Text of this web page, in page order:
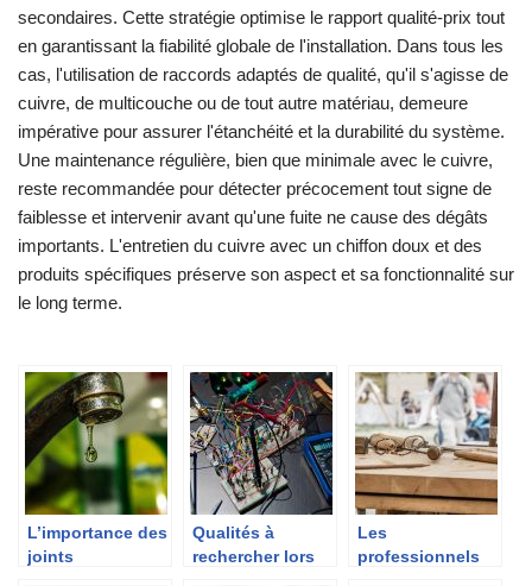
secondaires. Cette stratégie optimise le rapport qualité-prix tout
en garantissant la fiabilité globale de l'installation. Dans tous les
cas, l'utilisation de raccords adaptés de qualité, qu'il s'agisse de
cuivre, de multicouche ou de tout autre matériau, demeure
impérative pour assurer l'étanchéité et la durabilité du système.
Une maintenance régulière, bien que minimale avec le cuivre,
reste recommandée pour détecter précocement tout signe de
faiblesse et intervenir avant qu'une fuite ne cause des dégâts
importants. L'entretien du cuivre avec un chiffon doux et des
produits spécifiques préserve son aspect et sa fonctionnalité sur
le long terme.
L’importance des
joints
Qualités à
rechercher lors
Les
professionnels